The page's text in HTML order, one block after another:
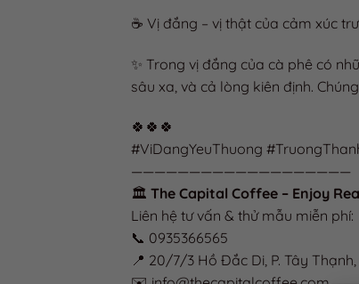
☕ Vị đắng – vị thật của cảm xúc
✨ Trong vị đắng của cà phê có
sâu xa, và cả lòng kiên định.
🍀🍀🍀
#ViDangYeuThuong
———————————————————
🏛️ The Capital Coffee – Enjoy
Liên hệ tư vấn & thử mẫu miễn phí:
📞 0935366565
📍 20/7/3 Hồ Đắc Di, P. Tây Thạnh,